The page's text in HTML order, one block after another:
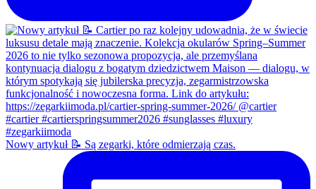
Nowy artykuł 📝 Są zegarki, które odmierzają czas.